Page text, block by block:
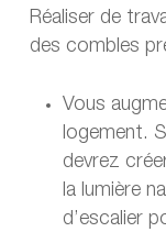
Réaliser de
des combles
Vous
logement.
devrez
la lumière
d’escalier